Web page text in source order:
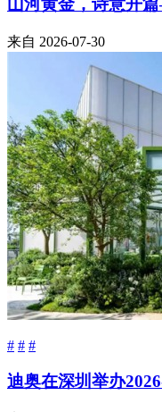
山河黄金，诗意开
来自 2026-07-30
# # #
迪奥在深圳举办